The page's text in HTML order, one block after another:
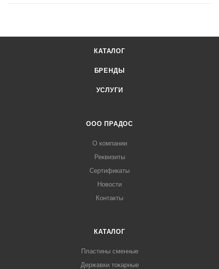
КАТАЛОГ
БРЕНДЫ
УСЛУГИ
ООО ПРАДОС
О компании
Реквизиты
Сертификаты
Новости
Контакты
КАТАЛОГ
Пластины сменные
Державки токарные